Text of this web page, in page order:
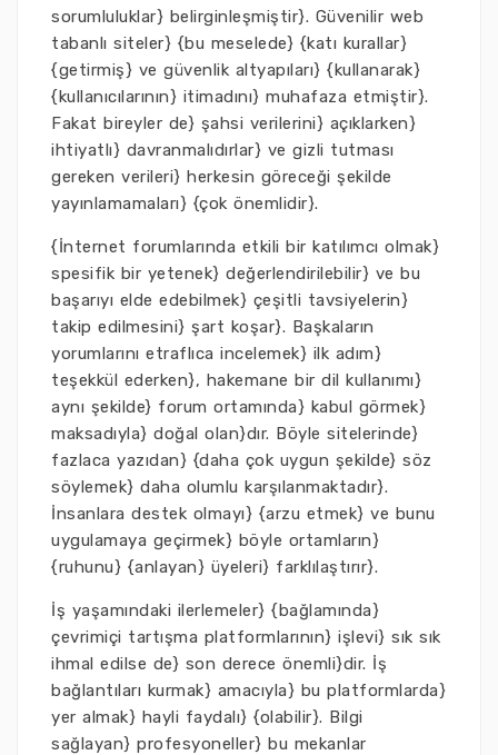
sorumluluklar} belirginleşmiştir}. Güvenilir web
tabanlı siteler} {bu meselede} {katı kurallar}
{getirmiş} ve güvenlik altyapıları} {kullanarak}
{kullanıcılarının} itimadını} muhafaza etmiştir}.
Fakat bireyler de} şahsi verilerini} açıklarken}
ihtiyatlı} davranmalıdırlar} ve gizli tutması
gereken verileri} herkesin göreceği şekilde
yayınlamamaları} {çok önemlidir}.
{İnternet forumlarında etkili bir katılımcı olmak}
spesifik bir yetenek} değerlendirilebilir} ve bu
başarıyı elde edebilmek} çeşitli tavsiyelerin}
takip edilmesini} şart koşar}. Başkaların
yorumlarını etraflıca incelemek} ilk adım}
teşekkül ederken}, hakemane bir dil kullanımı}
aynı şekilde} forum ortamında} kabul görmek}
maksadıyla} doğal olan}dır. Böyle sitelerinde}
fazlaca yazıdan} {daha çok uygun şekilde} söz
söylemek} daha olumlu karşılanmaktadır}.
İnsanlara destek olmayı} {arzu etmek} ve bunu
uygulamaya geçirmek} böyle ortamların}
{ruhunu} {anlayan} üyeleri} farklılaştırır}.
İş yaşamındaki ilerlemeler} {bağlamında}
çevrimiçi tartışma platformlarının} işlevi} sık sık
ihmal edilse de} son derece önemli}dir. İş
bağlantıları kurmak} amacıyla} bu platformlarda}
yer almak} hayli faydalı} {olabilir}. Bilgi
sağlayan} profesyoneller} bu mekanlar